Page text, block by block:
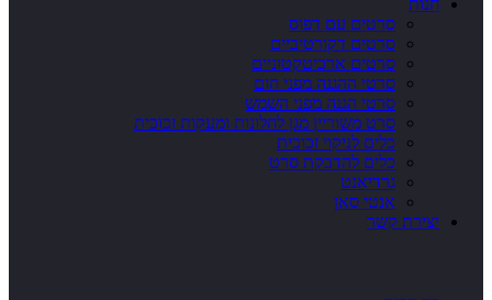
סרטים עם דפוס
סרטים דקורטיביים
סרטים ארכיטקטוניים
סרטי ההגנה מפני חום
סרטי הגנה מפני השמש
סרט משוריין מגן לחלונות ומעקות זכוכית
כלים לניקוי זכוכית
כלים להדבקת סרט
גרדיאנט
אנטי סאן
יצירת קשר